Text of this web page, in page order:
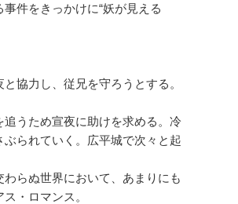
件をきっかけに“妖が見える
協力し、従兄を守ろうとする。
うため宣夜に助けを求める。冷
られていく。広平城で次々と起
らぬ世界において、あまりにも
・ロマンス。